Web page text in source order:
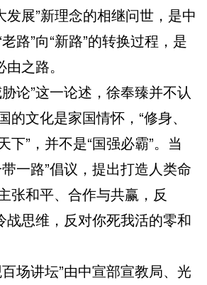
发展”新理念的相继问世，是中
路”向“新路”的转换过程，是
之路。
”这一论述，徐奉臻并不认
的文化是家国情怀，“修身、
下”，并不是“国强必霸”。当
一路”倡议，提出打造人类命
张和平、合作与共赢，反
战思维，反对你死我活的零和
讲坛”由中宣部宣教局、光